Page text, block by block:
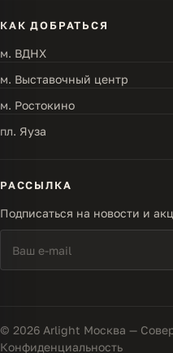
КАК ДОБРАТЬСЯ
м. ВДНХ
м. Выставочный центр
м. Ростокино
пл. Яуза
РАССЫЛКА
Подписаться на новости и
© 2026 Arlight Москва —
Конфиденциальность